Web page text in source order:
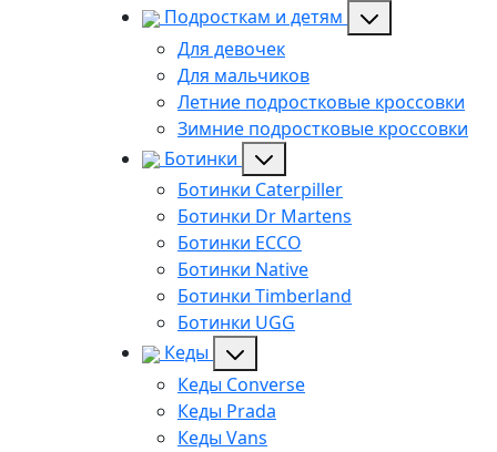
Подросткам и детям
Для девочек
Для мальчиков
Летние подростковые кроссовки
Зимние подростковые кроссовки
Ботинки
Ботинки Caterpiller
Ботинки Dr Martens
Ботинки ECCO
Ботинки Native
Ботинки Timberland
Ботинки UGG
Кеды
Кеды Converse
Кеды Prada
Кеды Vans